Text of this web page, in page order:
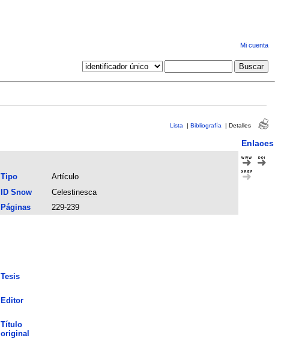
Mi cuenta
Lista | Bibliografía | Detalles
Enlaces
Tipo
Artículo
ID Snow
Celestinesca
Páginas
229-239
Tesis
Editor
Título
original